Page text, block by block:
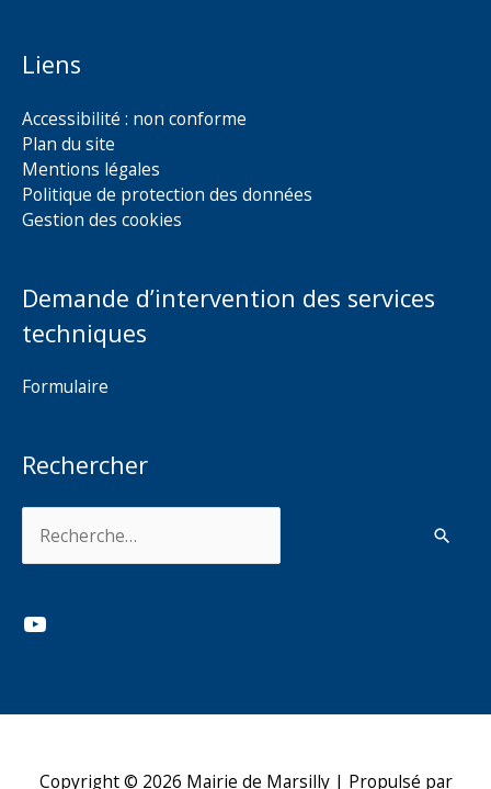
Liens
Accessibilité : non conforme
Plan du site
Mentions légales
Politique de protection des données
Gestion des cookies
Demande d’intervention des services
techniques
Formulaire
Rechercher
YouTube
Copyright © 2026 Mairie de Marsilly| Propulsé par